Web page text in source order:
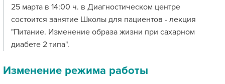
25 марта в 14:00 ч. в Диагностическом центре
состоится занятие Школы для пациентов - лекция
"Питание. Изменение образа жизни при сахарном
диабете 2 типа".
Изменение режима работы